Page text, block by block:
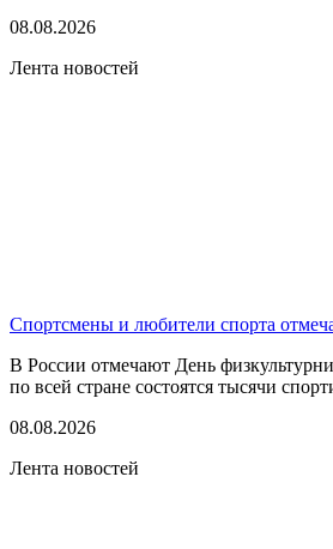
08.08.2026
Лента новостей
Спортсмены и любители спорта
В России отмечают День
по всей стране состоятся тысячи
08.08.2026
Лента новостей